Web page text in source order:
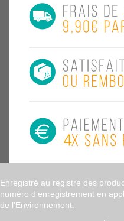
Enregistré au registre des
numéro d’enregistrement en
de l'Environnement.